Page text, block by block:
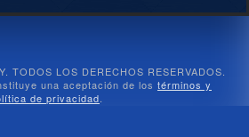
TODOS LOS DERECHOS RESERVADOS.
una aceptación de los términos y
de privacidad